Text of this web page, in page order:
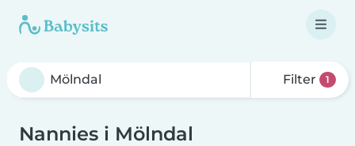
Filter 1
Nannies i Mölndal